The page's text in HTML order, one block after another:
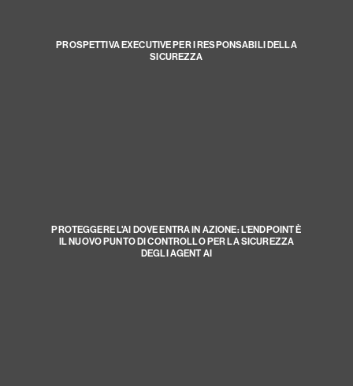
PROSPETTIVA EXECUTIVE PER I RESPONSABILI DELLA
SICUREZZA
PROTEGGERE L'AI DOVE ENTRA IN AZIONE: L'ENDPOINT È
IL NUOVO PUNTO DI CONTROLLO PER LA SICUREZZA
DEGLI AGENT AI